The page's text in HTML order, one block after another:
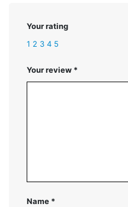
Your rating
1 2 3 4 5
Your review *
Name *